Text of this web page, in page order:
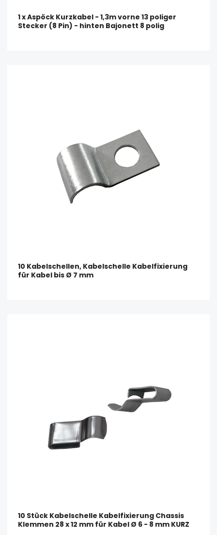
1 x Aspöck Kurzkabel - 1,3m vorne 13 poliger
Stecker (8 Pin) - hinten Bajonett 8 polig
10 Kabelschellen, Kabelschelle Kabelfixierung
für Kabel bis Ø 7 mm
10 Stück Kabelschelle Kabelfixierung Chassis
Klemmen 28 x 12 mm für Kabel Ø 6 - 8 mm KURZ